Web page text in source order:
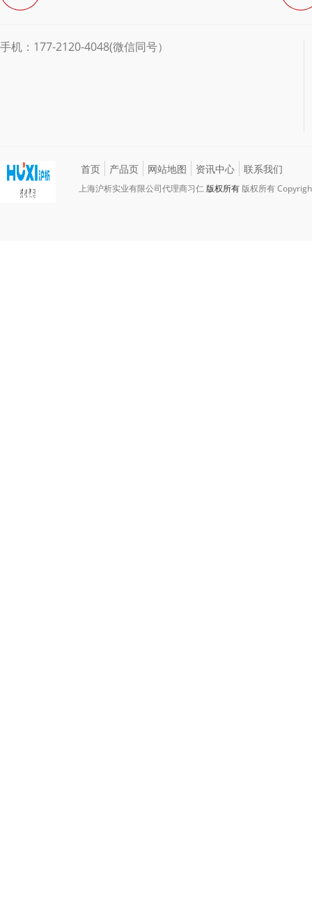
手机：177-2120-4048(微信同号）
首页 产品页 网站地图 资讯中心 联系我们
上海沪析实业有限公司代理商习仁 版权所有 版权所有